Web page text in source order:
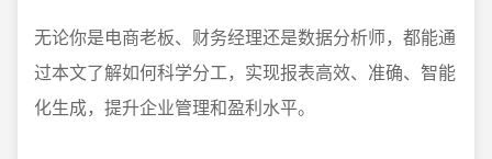
无论你是电商老板、财务经理还是数据分析师，都能通
过本文了解如何科学分工，实现报表高效、准确、智能
化生成，提升企业管理和盈利水平。